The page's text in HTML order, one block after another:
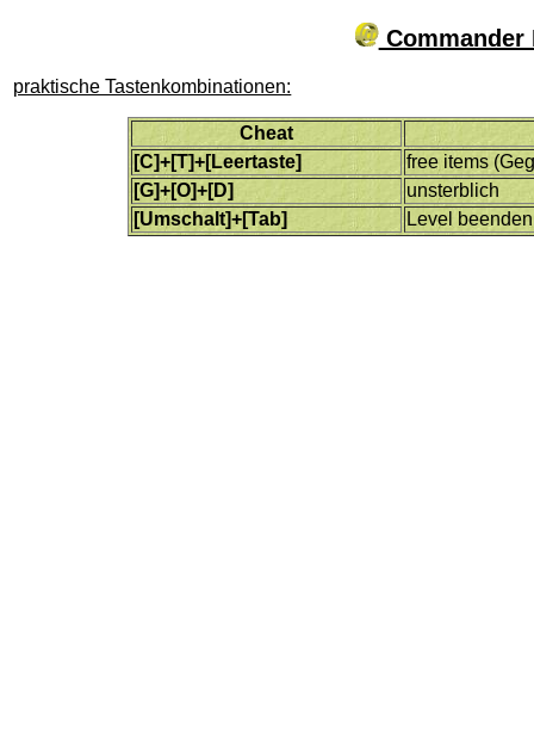
Commander
praktische Tastenkombinationen:
Cheat
[C]+[T]+[Leertaste]
free items
[G]+[O]+[D]
unsterblich
[Umschalt]+[Tab]
Level beenden